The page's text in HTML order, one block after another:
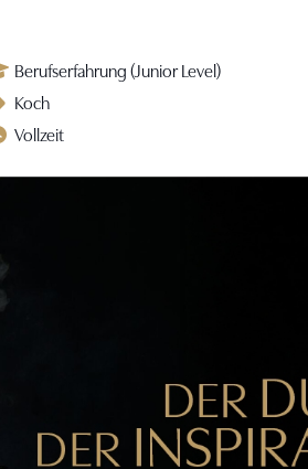
Berufserfahrung (Junior Level)
Koch
Vollzeit